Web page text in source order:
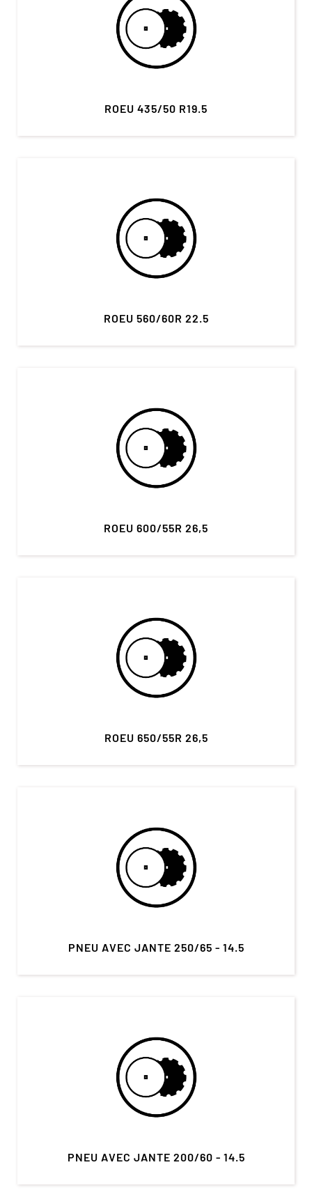
ROEU 435/50 R19.5
ROEU 560/60R 22.5
ROEU 600/55R 26,5
ROEU 650/55R 26,5
PNEU AVEC JANTE 250/65 - 14.5
PNEU AVEC JANTE 200/60 - 14.5